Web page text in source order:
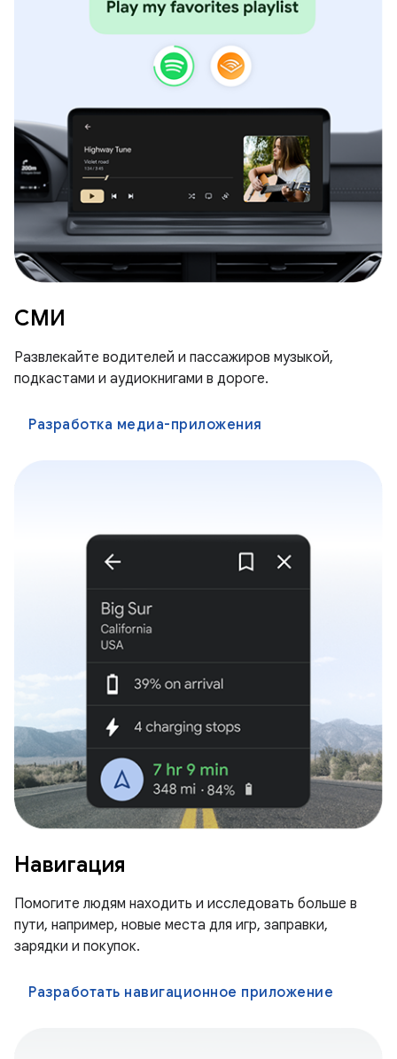
СМИ
Развлекайте водителей и пассажиров музыкой,
подкастами и аудиокнигами в дороге.
Разработка медиа-приложения
Навигация
Помогите людям находить и исследовать больше в
пути, например, новые места для игр, заправки,
зарядки и покупок.
Разработать навигационное приложение